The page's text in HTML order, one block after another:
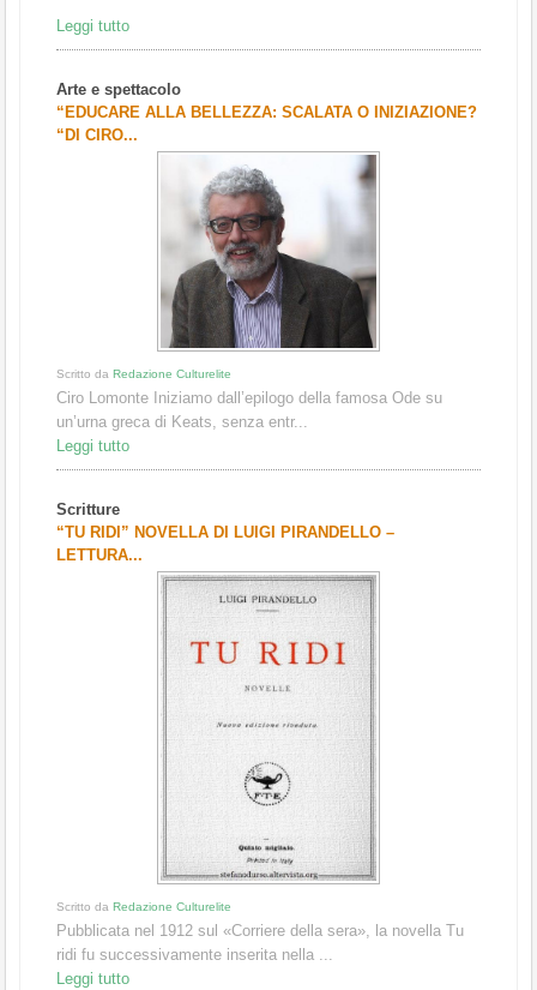
Leggi tutto
Arte e spettacolo
“EDUCARE ALLA BELLEZZA: SCALATA O INIZIAZIONE?
“DI CIRO...
Scritto da Redazione Culturelite
Ciro Lomonte Iniziamo dall’epilogo della famosa Ode su
un’urna greca di Keats, senza entr...
Leggi tutto
Scritture
“TU RIDI” NOVELLA DI LUIGI PIRANDELLO –
LETTURA...
Scritto da Redazione Culturelite
Pubblicata nel 1912 sul «Corriere della sera», la novella Tu
ridi fu successivamente inserita nella ...
Leggi tutto